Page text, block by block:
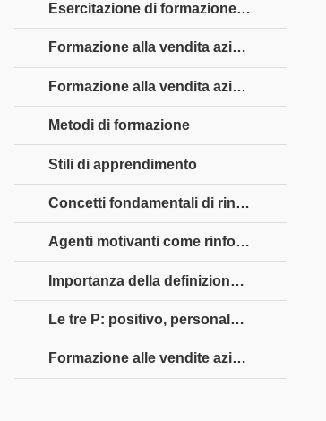
Esercitazione di formazione sulle vendite aziendali
Formazione alla vendita aziendale - Introduzione
Formazione alla vendita aziendale - Diverse competenze
Metodi di formazione
Stili di apprendimento
Concetti fondamentali di rinforzo
Agenti motivanti come rinforzi
Importanza della definizione degli obiettivi
Le tre P: positivo, personale e possibile
Formazione alle vendite aziendali - Grafico RACI